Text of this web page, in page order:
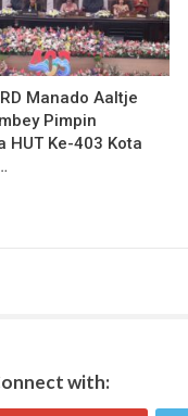
Manado Aaltje
Pimpin
HUT Ke-403 Kota
with: